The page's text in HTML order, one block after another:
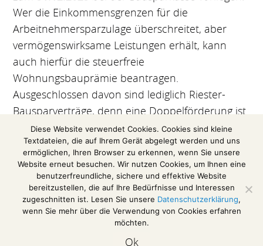
Wer die Einkommensgrenzen für die
Arbeitnehmersparzulage überschreitet, aber
vermögenswirksame Leistungen erhält, kann
auch hierfür die steuerfreie
Wohnungsbauprämie beantragen.
Ausgeschlossen davon sind lediglich Riester-
Bausparverträge, denn eine Doppelförderung ist
nicht möglich.
(Auszug aus einer Pressemitteilung des
Bundesverbandes der Lohnsteuerhilfevereine e.
Diese Website verwendet Cookies. Cookies sind kleine
Textdateien, die auf Ihrem Gerät abgelegt werden und uns
ermöglichen, Ihren Browser zu erkennen, wenn Sie unsere
Website erneut besuchen. Wir nutzen Cookies, um Ihnen eine
benutzerfreundliche, sichere und effektive Website
bereitzustellen, die auf Ihre Bedürfnisse und Interessen
zugeschnitten ist. Lesen Sie unsere Datenschutzerklärung,
wenn Sie mehr über die Verwendung von Cookies erfahren
möchten.
Ok